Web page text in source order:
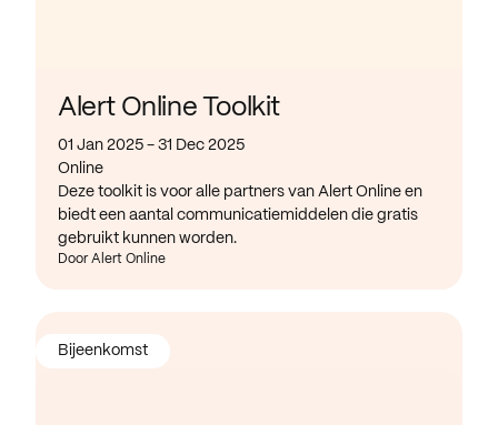
Alert Online Toolkit
01 Jan 2025 - 31 Dec 2025
Online
Deze toolkit is voor alle partners van Alert Online en
biedt een aantal communicatiemiddelen die gratis
gebruikt kunnen worden.
Door Alert Online
Bijeenkomst